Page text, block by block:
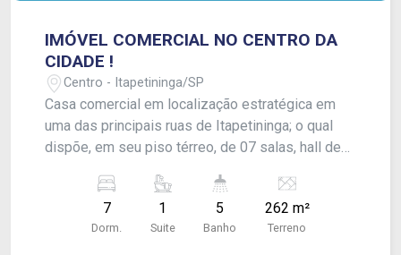
IMÓVEL COMERCIAL NO CENTRO DA
CIDADE !
Centro - Itapetininga/SP
Casa comercial em localização estratégica em
uma das principais ruas de Itapetininga; o qual
dispõe, em seu piso térreo, de 07 salas, hall de
banheiro com acessibilidade. No piso superior,
sala de acesso e suíte com pequeno closet e
banheira. Nos fundos, área de serviço coberta e
7
Dorm.
1
Suite
5
Banho
262 m²
Terreno